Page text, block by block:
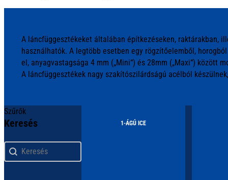
A láncfüggesztékeket általában építkezéseken, raktárakban,
használhatók. A legtöbb esetben egy rögzítőelemből,
el, anyagvastagsága 4 mm („Mini“) és 28mm („Maxi“) között
A láncfüggesztékek nagy szakítószilárdságú acélból
Szűrők
Keresés
Keresés
Keresés
1-ÁGÚ ICE